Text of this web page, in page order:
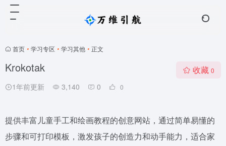
首页 • 学习专区 • 学习其他 • 正文
Krokotak
1年前更新 3,140 0 0
收藏 0
提供丰富儿童手工和绘画教程的创意网站，通过简单易懂的
步骤和可打印模板，激发孩子的创造力和动手能力，适合家